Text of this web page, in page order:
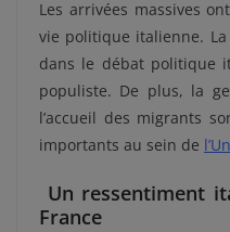
Les arrivées massives
vie politique italienne.
dans le débat politique
populiste. De plus, la
l’accueil des migrants
importants au sein de
Un ressentiment
France